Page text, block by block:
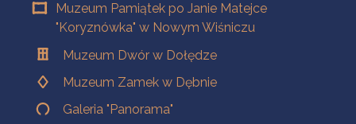
Muzeum Pamiątek po Janie Matejce
"Koryznówka" w Nowym Wiśniczu
Muzeum Dwór w Dołędze
Muzeum Zamek w Dębnie
Galeria "Panorama"